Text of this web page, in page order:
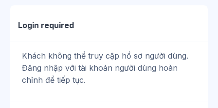
Login required
Khách không thể truy cập hồ sơ người dùng.
Đăng nhập với tài khoản người dùng hoàn
chỉnh để tiếp tục.